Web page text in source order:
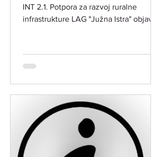
INT 2.1. Potpora za razvoj ruralne
infrastrukture LAG "Južna Istra" objavio
"Potpora za razvoj ruralne
infrastrukture" (ref. oznaka natječaja:
ulaganja u razvoj ruralne infrastrukture.
Ulaganja doprinose unaprjeđenju
kvalitete života stanovnika, razvoju
dostupne male infrastrukture i usluga,
jačanj